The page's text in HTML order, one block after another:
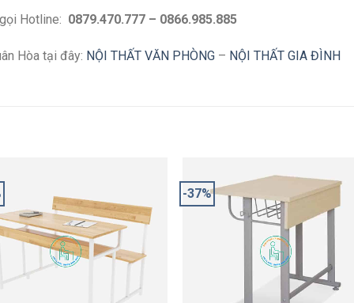
Hotline: 0879.470.777 – 0866.985.885
Hòa tại đây: NỘI THẤT VĂN PHÒNG – NỘI THẤT GIA ĐÌNH
-37%